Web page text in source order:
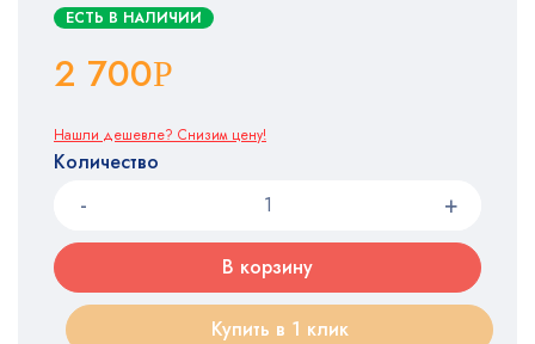
ЕСТЬ В НАЛИЧИИ
2 700Р
Нашли дешевле? Снизим цену!
Количество
В корзину
Купить в 1 клик